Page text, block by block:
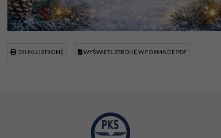
DRUKUJ STRONĘ WYŚWIETL STRONĘ W FORMACIE PDF